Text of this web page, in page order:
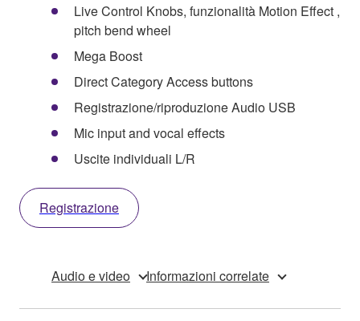
Live Control Knobs, funzionalità Motion Effect ,
pitch bend wheel
Mega Boost
Direct Category Access buttons
Registrazione/riproduzione Audio USB
Mic input and vocal effects
Uscite individuali L/R
Registrazione
Audio e video Informazioni correlate